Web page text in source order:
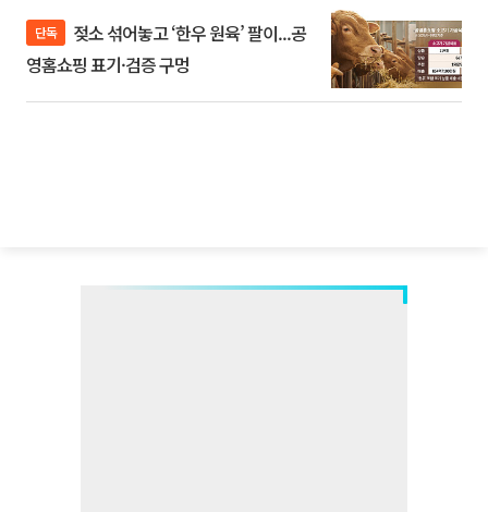
단독
영홈쇼핑 표기·검증 구멍